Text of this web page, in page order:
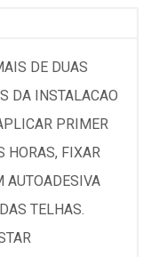
DE DUAS
DA INSTALACAO
PRIMER
HORAS, FIXAR
AUTOADESIVA
TELHAS.